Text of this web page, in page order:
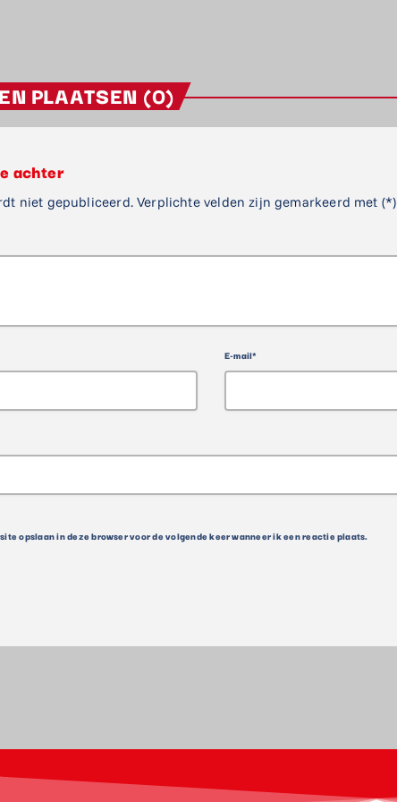
PLAATSEN (0)
achter
niet gepubliceerd. Verplichte velden zijn gemarkeerd met (*)
E-mail*
opslaan in deze browser voor de volgende keer wanneer ik een reactie plaats.